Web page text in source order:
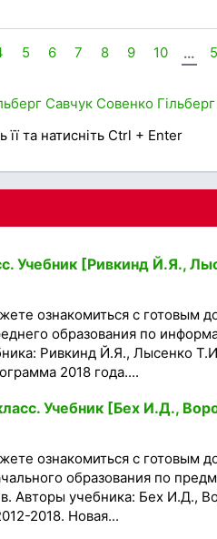
5 6 7 8 9 10 ...
Савчук Совенко Гільберг
її та натисніть Ctrl + Enter
Учебник [Ривкинд Й.Я.,
ознакомиться с готовым
образования по
Ривкинд Й.Я., Лысенко
2018 года....
Учебник [Бех И.Д.,
ознакомиться с готовым
образования по
Авторы учебника: Бех И.Д.,
2018. Новая...